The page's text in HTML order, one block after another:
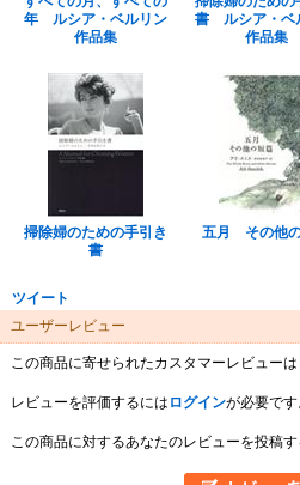
年 ルシア・ベルリン
作品集
書 ルシア・ベ
作品集
掃除婦のための手引き
書
五月 その他
ツイート
ユーザーレビュー
この商品に寄せられたカスタマーレビューは
レビューを評価するには ログインが必要です
この商品に対するあなたのレビューを投稿す